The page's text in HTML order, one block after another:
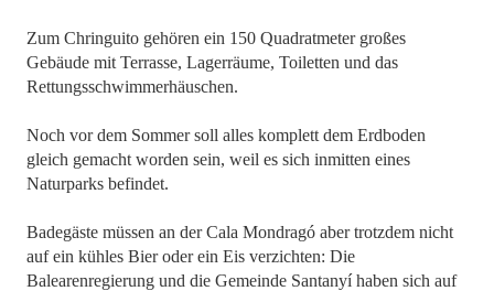
Zum Chringuito gehören ein 150 Quadratmeter großes
Gebäude mit Terrasse, Lagerräume, Toiletten und das
Rettungsschwimmerhäuschen.
Noch vor dem Sommer soll alles komplett dem Erdboden
gleich gemacht worden sein, weil es sich inmitten eines
Naturparks befindet.
Badegäste müssen an der Cala Mondragó aber trotzdem nicht
auf ein kühles Bier oder ein Eis verzichten: Die
Balearenregierung und die Gemeinde Santanyí haben sich auf